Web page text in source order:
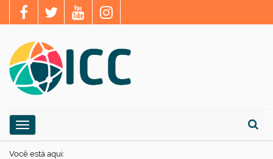
Busca
Toggle navigation
Você está aqui: